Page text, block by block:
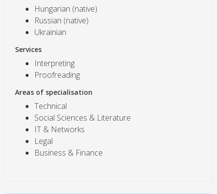
Hungarian (native)
Russian (native)
Ukrainian
Services
Interpreting
Proofreading
Areas of specialisation
Technical
Social Sciences & Literature
IT & Networks
Legal
Business & Finance